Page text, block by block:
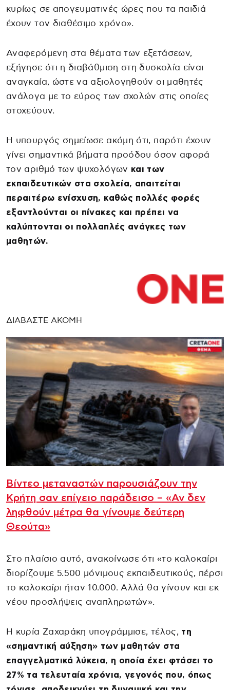
κυρίως σε απογευματινές ώρες που τα παιδιά
έχουν τον διαθέσιμο χρόνο».
Αναφερόμενη στα θέματα των εξετάσεων,
εξήγησε ότι η διαβάθμιση στη δυσκολία είναι
αναγκαία, ώστε να αξιολογηθούν οι μαθητές
ανάλογα με το εύρος των σχολών στις οποίες
στοχεύουν.
Η υπουργός σημείωσε ακόμη ότι, παρότι έχουν
γίνει σημαντικά βήματα προόδου όσον αφορά
τον αριθμό των ψυχολόγων και των
εκπαιδευτικών στα σχολεία, απαιτείται
περαιτέρω ενίσχυση, καθώς πολλές φορές
εξαντλούνται οι πίνακες και πρέπει να
καλύπτονται οι πολλαπλές ανάγκες των
μαθητών.
ΔΙΑΒΑΣΤΕ ΑΚΟΜΗ
Βίντεο μεταναστών παρουσιάζουν την
Κρήτη σαν επίγειο παράδεισο – «Αν δεν
ληφθούν μέτρα θα γίνουμε δεύτερη
Θεούτα»
Στο πλαίσιο αυτό, ανακοίνωσε ότι «το καλοκαίρι
διορίζουμε 5.500 μόνιμους εκπαιδευτικούς, πέρσι
το καλοκαίρι ήταν 10.000. Αλλά θα γίνουν και εκ
νέου προσλήψεις αναπληρωτών».
Η κυρία Ζαχαράκη υπογράμμισε, τέλος, τη
«σημαντική αύξηση» των μαθητών στα
επαγγελματικά λύκεια, η οποία έχει φτάσει το
27% τα τελευταία χρόνια, γεγονός που, όπως